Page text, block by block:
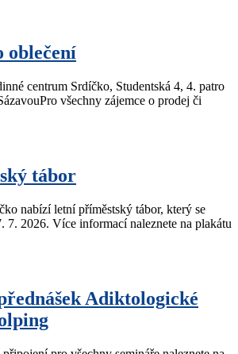
oblečení
centrum Srdíčko, Studentská 4, 4. patro
všechny zájemce o prodej či
tábor
nabízí letní příměstský tábor, který se
7. 2026. Více informací naleznete na plakátu
Adiktologické